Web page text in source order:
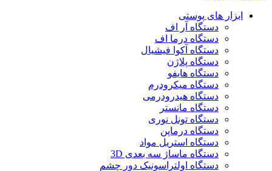
ابزار های پوستی
دستگاه آر اف
دستگاه درما اف
دستگاه آکوا فیشیال
دستگاه پلاژن
دستگاه هایفو
دستگاه میکرودرم
دستگاه هیدرودرمی
دستگاه مانستر
دستگاه تونل نوری
دستگاه درماپن
دستگاه استریل مواد
دستگاه ماساژ سه بعدی 3D
دستگاه اولتراسونیک دور چشم